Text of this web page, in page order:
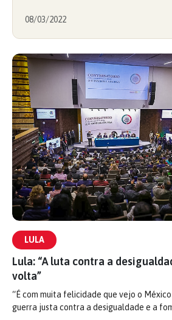
08/03/2022
LULA
Lula: “A luta contra a
volta”
“É com muita felicidade que vejo o
guerra justa contra a desigualdade e a